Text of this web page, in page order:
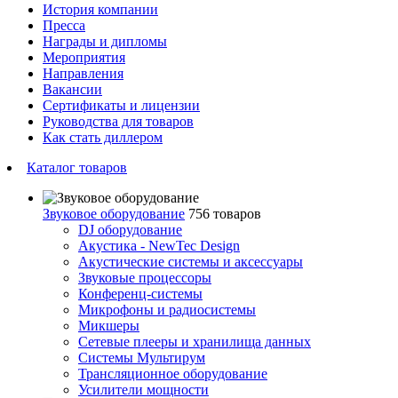
История компании
Пресса
Награды и дипломы
Мероприятия
Направления
Вакансии
Сертификаты и лицензии
Руководства для товаров
Как стать диллером
Каталог товаров
Звуковое оборудование 756 товаров
DJ оборудование
Акустика - NewTec Design
Акустические системы и аксессуары
Звуковые процессоры
Конференц-системы
Микрофоны и радиосистемы
Микшеры
Сетевые плееры и хранилища данных
Системы Мультирум
Трансляционное оборудование
Усилители мощности